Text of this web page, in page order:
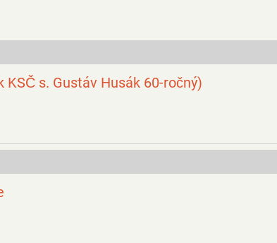
s. Gustáv Husák 60-ročný)